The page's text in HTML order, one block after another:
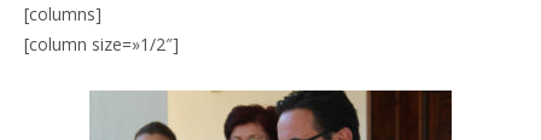
[columns]
[column size=»1/2″]